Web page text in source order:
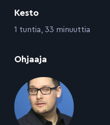
Kesto
:1 tuntia, 33 minuuttia
Ohjaaja